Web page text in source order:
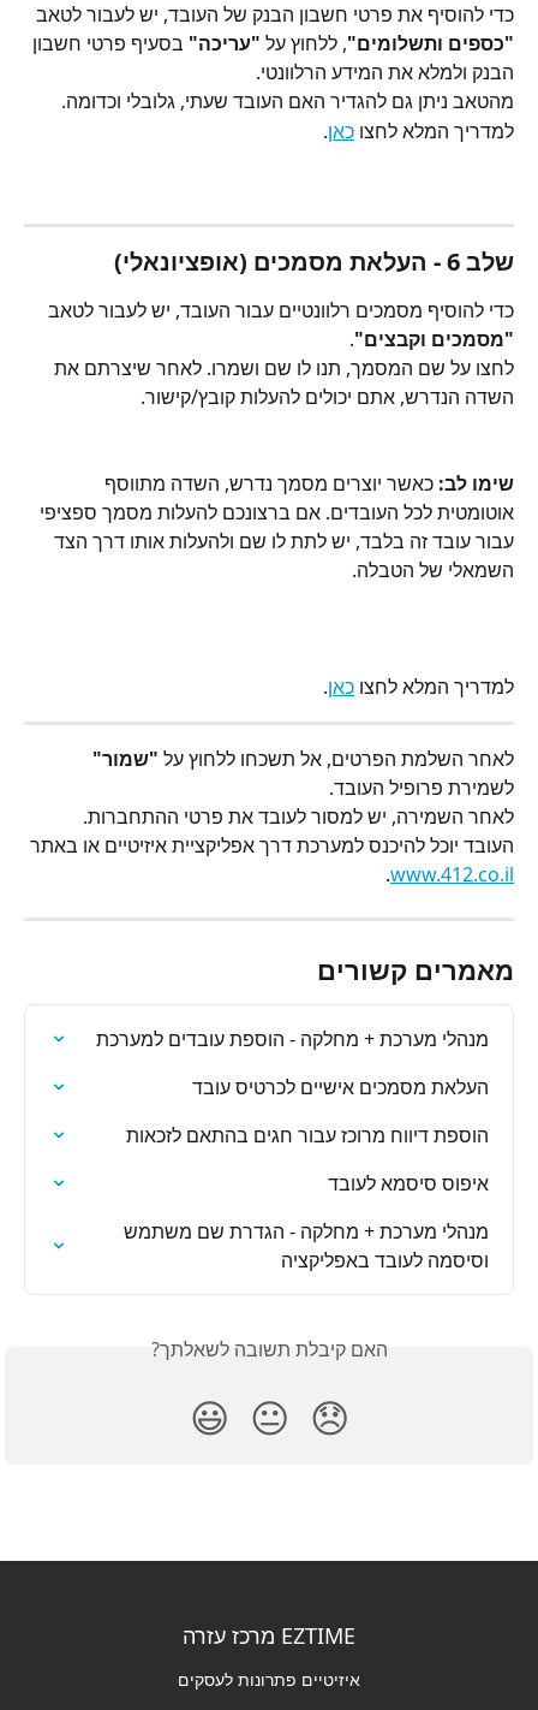
כדי להוסיף את פרטי חשבון הבנק של העובד, יש לעבור לטאב
"כספים ותשלומים", ללחוץ על "עריכה" בסעיף פרטי חשבון
הבנק ולמלא את המידע הרלוונטי.
מהטאב ניתן גם להגדיר האם העובד שעתי, גלובלי וכדומה.
למדריך המלא לחצו כאן.
שלב 6 - העלאת מסמכים (אופציונאלי)
כדי להוסיף מסמכים רלוונטיים עבור העובד, יש לעבור לטאב
"מסמכים וקבצים".
לחצו על שם המסמך, תנו לו שם ושמרו. לאחר שיצרתם את
השדה הנדרש, אתם יכולים להעלות קובץ/קישור.
שימו לב: כאשר יוצרים מסמך נדרש, השדה מתווסף
אוטומטית לכל העובדים. אם ברצונכם להעלות מסמך ספציפי
עבור עובד זה בלבד, יש לתת לו שם ולהעלות אותו דרך הצד
השמאלי של הטבלה.
למדריך המלא לחצו כאן.
לאחר השלמת הפרטים, אל תשכחו ללחוץ על "שמור"
לשמירת פרופיל העובד.
לאחר השמירה, יש למסור לעובד את פרטי ההתחברות.
העובד יוכל להיכנס למערכת דרך אפליקציית איזיטיים או באתר
www.412.co.il
.
מאמרים קשורים
מנהלי מערכת + מחלקה - הוספת עובדים למערכת
העלאת מסמכים אישיים לכרטיס עובד
הוספת דיווח מרוכז עבור חגים בהתאם לזכאות
איפוס סיסמא לעובד
מנהלי מערכת + מחלקה - הגדרת שם משתמש
וסיסמה לעובד באפליקציה
האם קיבלת תשובה לשאלתך?
😞
😐
😃
EZTIME מרכז עזרה
איזיטיים פתרונות לעסקים